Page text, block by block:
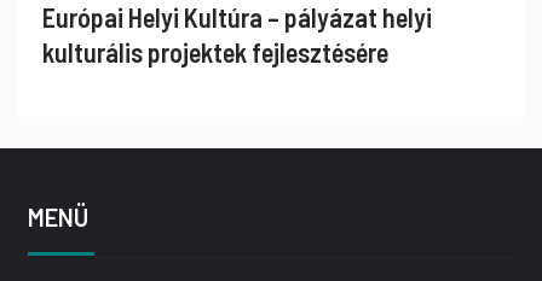
Európai Helyi Kultúra – pályázat helyi
kulturális projektek fejlesztésére
MENÜ